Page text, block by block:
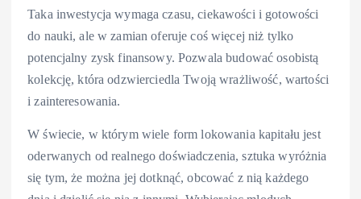
Taka inwestycja wymaga czasu, ciekawości i gotowości
do nauki, ale w zamian oferuje coś więcej niż tylko
potencjalny zysk finansowy. Pozwala budować osobistą
kolekcję, która odzwierciedla Twoją wrażliwość, wartości
i zainteresowania.
W świecie, w którym wiele form lokowania kapitału jest
oderwanych od realnego doświadczenia, sztuka wyróżnia
się tym, że można jej dotknąć, obcować z nią każdego